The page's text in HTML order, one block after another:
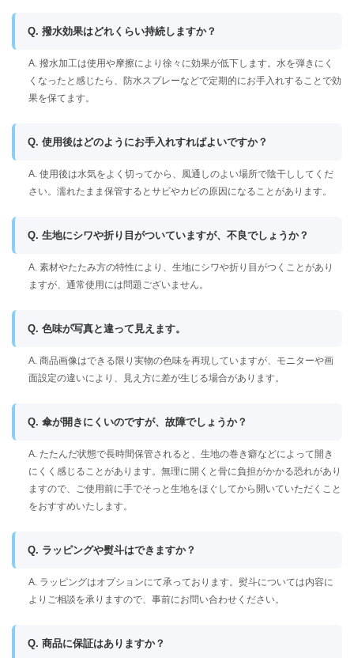
Q. 撥水効果はどれくらい持続しますか？
A. 撥水加工は使用や摩擦により徐々に効果が低下します。水を弾きにく
くなったと感じたら、防水スプレーなどで定期的にお手入れすることで効
果を保てます。
Q. 使用後はどのようにお手入れすればよいですか？
A. 使用後は水気をよく切ってから、風通しのよい場所で陰干ししてくだ
さい。濡れたまま保管するとサビやカビの原因になることがあります。
Q. 生地にシワや折り目がついていますが、不良でしょうか？
A. 素材やたたみ方の特性により、生地にシワや折り目がつくことがあり
ますが、通常使用には問題ございません。
Q. 色味が写真と違って見えます。
A. 商品画像はできる限り実物の色味を再現していますが、モニターや画
面設定の違いにより、見え方に差が生じる場合があります。
Q. 傘が開きにくいのですが、故障でしょうか？
A. たたんだ状態で長時間保管されると、生地の巻き癖などによって開き
にくく感じることがあります。無理に開くと骨に負担がかかる恐れがあり
ますので、ご使用前に手でそっと生地をほぐしてから開いていただくこと
をおすすめいたします。
Q. ラッピングや熨斗はできますか？
A. ラッピングはオプションにて承っております。熨斗については内容に
よりご相談を承りますので、事前にお問い合わせください。
Q. 商品に保証はありますか？